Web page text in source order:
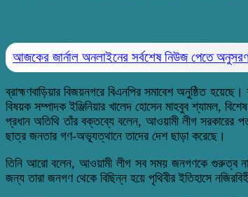
আজকের জার্নাল অনলাইনের সর্বশেষ নিউজ পেতে
ব্রাহ্মণবাড়িয়ার বিজয়নগরে বিএনপির সমাবেশ অনুষ্ঠিত
বিষয়ক সম্পাদক ইঞ্জিনিয়ার খালেদ হোসেন মাহবুব শ্যামল,
প্রধান অতিথি তাঁর বক্তব্যে বলেন, আওয়ামী লীগ সরকারের
ছাত্র জনতার গণ-অভ্যূত্থানে তাদের দেশ ছাড়া করেছে।
তিনি আরো বলেন, আওয়ামী লীগ সব সময় জনগণকে গুরুত্ব না
জন্য তারা জনগণ থেকে বিছিন্ন হয়ে পৃথিবীর ইতিহাসে